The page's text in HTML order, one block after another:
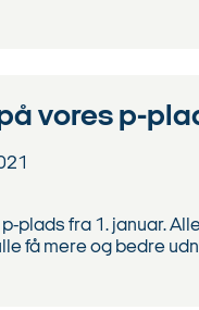
vores p-
plads fra 1. januar.
få mere og bedre